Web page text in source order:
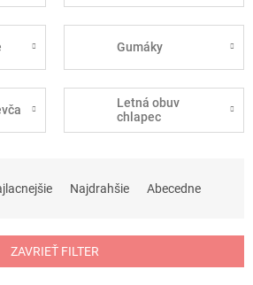
Gumáky
Letná obuv
chlapec
Najdrahšie Abecedne
ZAVRIEŤ FILTER